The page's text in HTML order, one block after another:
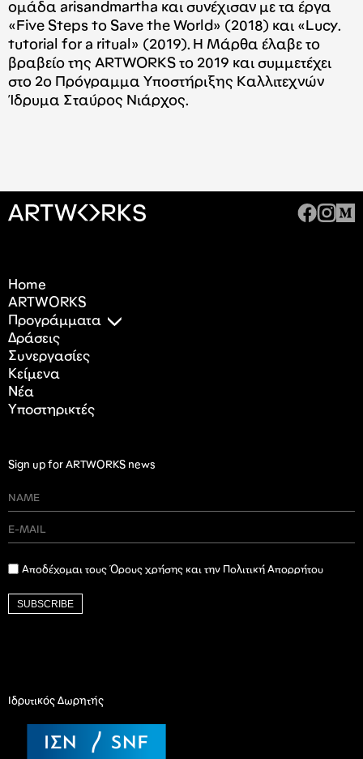
ομάδα arisandmartha και συνέχισαν με τα έργα
«Five Steps to Save the World» (2018) και « Lucy.
tutorial for a ritual » (2019). Η Μάρθα έλαβε το
βραβείο της ARTWORKS το 2019 και συμμετέχει
στο 2ο Πρόγραμμα Υποστήριξης Καλλιτεχνών
Ίδρυμα Σταύρος Νιάρχος.
Home
ARTWORKS
Προγράμματα
Δράσεις
Συνεργασίες
Κείμενα
Nέα
Υποστηρικτές
Sign up for ARTWORKS news
Αποδέχομαι τους Όρους χρήσης και την Πολιτική Απορρήτου
SUBSCRIBE
Ιδρυτικός Δωρητής